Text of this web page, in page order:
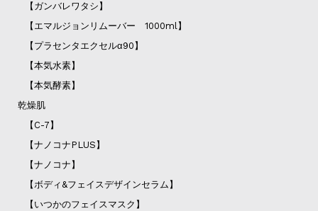
【ガンバレワタシ】
【エマルジョンリムーバー 1000ml】
【プラセンタエクセルα90】
【本気水素】
【本気酵素】
乾燥肌
【C-7】
【ナノコナPLUS】
【ナノコナ】
【ボディ&フェイスデザインセラム】
【いつかのフェイスマスク】